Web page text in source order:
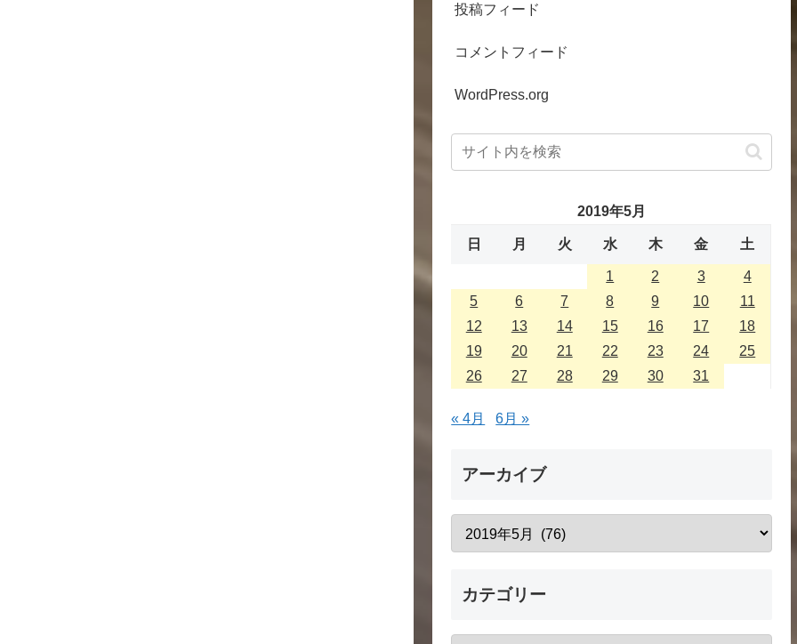
投稿フィード
コメントフィード
WordPress.org
2019年5月
日 月 火 水 木 金 土
1 2 3
4
5
6 7 8 9 10
11
12
13 14 15 16 17
18
19
20 21 22 23 24
25
26
27 28 29 30 31
« 4月 6月 »
アーカイブ
カテゴリー